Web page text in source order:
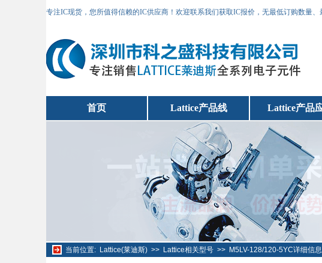
专注IC现货，您所值得信赖的IC供应商！欢迎联系我们获取IC报价，无最低订购数量、
首页 Lattice产品线 Lattice产品
当前位置: Lattice(莱迪斯) >> Lattice相关型号 >> M5LV-128/120-5YC详细信息